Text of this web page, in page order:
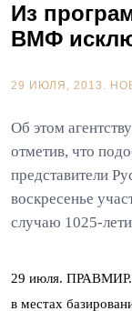
Из
ВМФ
29 ИЮЛЯ, 2013.
Об этом
отметив, что
представители
воскресенье
случаю 1025-
29 июля. ПРАВМИР.
в местах